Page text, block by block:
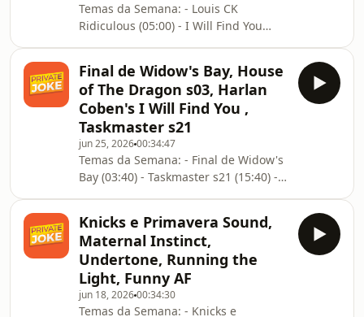
Temas da Semana: - Louis CK
Ridiculous (05:00) - I Will Find You
(19:10) - Punisher One Last Kill (25:00)
- Teatro à Espada (29:20)
Final de Widow's Bay, House
of The Dragon s03, Harlan
Coben's I Will Find You ,
Taskmaster s21
jun 25, 202600:34:47
Temas da Semana: - Final de Widow's
Bay (03:40) - Taskmaster s21 (15:40) -
Knicks e Primavera Sound,
Maternal Instinct,
Undertone, Running the
Light, Funny AF
jun 18, 202600:34:30
Temas da Semana: - Knicks e